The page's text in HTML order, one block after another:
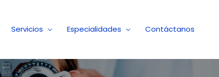
Servicios Especialidades Contáctanos